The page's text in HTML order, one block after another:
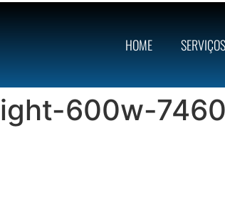
HOME SERVIÇOS
600w-